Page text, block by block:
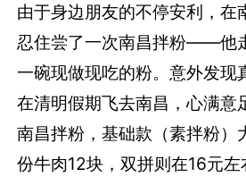
由于身边朋友的不停安利，在
忍住尝了一次南昌拌粉——他
一碗现做现吃的粉。意外发现
在清明假期飞去南昌，心满意
南昌拌粉，基础款（素拌粉）
份牛肉12块，双拼则在16元左